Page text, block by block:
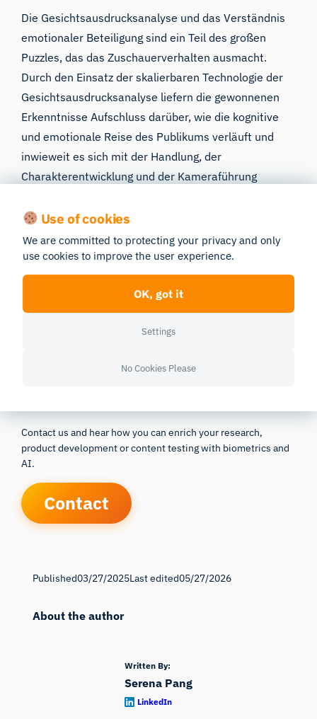
Die Gesichtsausdrucksanalyse und das Verständnis
emotionaler Beteiligung sind ein Teil des großen
Puzzles, das das Zuschauerverhalten ausmacht.
Durch den Einsatz der skalierbaren Technologie der
Gesichtsausdrucksanalyse liefern die gewonnenen
Erkenntnisse Aufschluss darüber, wie die kognitive
und emotionale Reise des Publikums verläuft und
inwieweit es sich mit der Handlung, der
Charakterentwicklung und der Kameraführung
Unterhaltungsbereich verwendeten Kennzahlen, um
festzustellen, ob eine Serie oder ein Film zum
Zeitpunkt der Veröffentlichung erfolgreich sein wird
und wie sowohl das Zuschauererlebnis als auch die
Marktfähigkeit optimiert werden können.
Contact us and hear how you can enrich your research,
product development or content testing with biometrics and
AI.
Contact
Published03/27/2025Last edited05/27/2026
About the author
Written By:
Serena Pang
LinkedIn
Use of cookies
We are committed to protecting your privacy and only
use cookies to improve the user experience.
OK, got it
Settings
No Cookies Please